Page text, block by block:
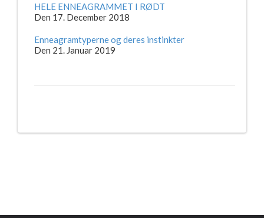
HELE ENNEAGRAMMET I RØDT
Den 17. December 2018
Enneagramtyperne og deres instinkter
Den 21. Januar 2019